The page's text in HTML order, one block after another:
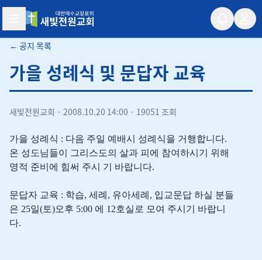
새빛전원교회
← 공지 목록
가을 성례식 및 문답자 교육
새빛전원교회 · 2008.10.20 14:00 · 19051 조회
가을 성례식 : 다음 주일 예배시 성례식을 거행합니다.
온 성도님들이 그리스도의 살과 피에 참여하시기 위해
영적 준비에 힘써 주시 기 바랍니다.
문답자 교육 : 학습, 세례, 유아세례, 입교문답 하실 분들
은 25일(토)오후 5:00 에 12호실로 모여 주시기 바랍니
다.